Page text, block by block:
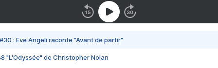
#30 : Eve Angeli raconte "Avant de partir"
"L'Odyssée" de Christopher Nolan